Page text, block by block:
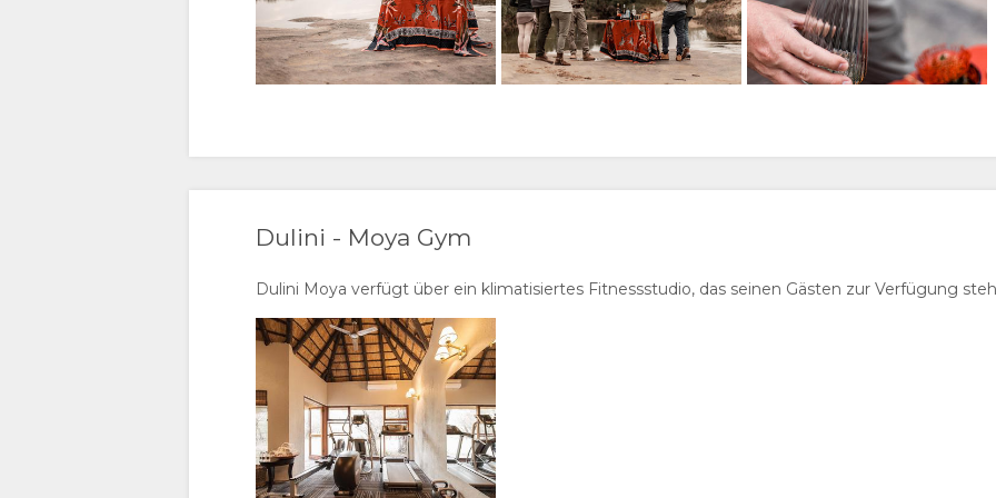
Dulini - Moya Gym
Dulini Moya verfügt über ein klimatisiertes Fitnessstudio, das seinen Gästen zur Verfügung